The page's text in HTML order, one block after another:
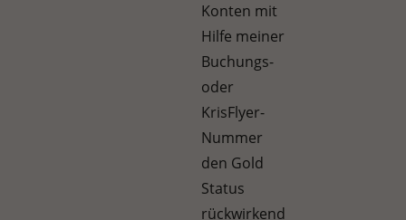
Konten mit
Hilfe meiner
Buchungs-
oder
KrisFlyer-
Nummer
den Gold
Status
rückwirkend